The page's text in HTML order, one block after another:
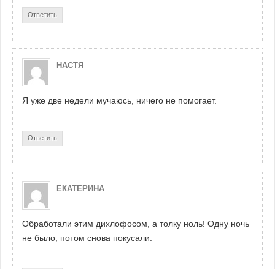
Ответить
НАСТЯ
Я уже две недели мучаюсь, ничего не помогает.
Ответить
ЕКАТЕРИНА
Обработали этим дихлофосом, а толку ноль! Одну ночь
не было, потом снова покусали.